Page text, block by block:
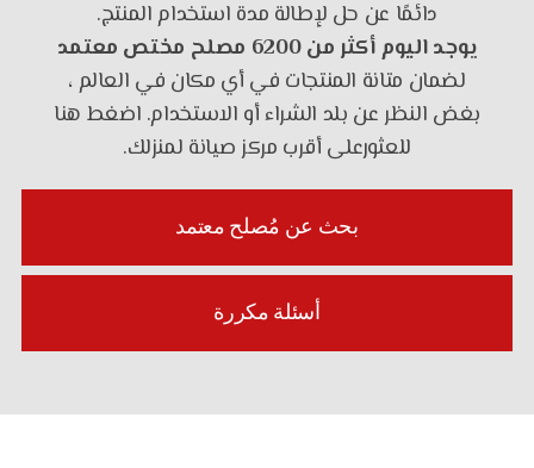
دائمًا عن حل لإطالة مدة استخدام المنتج.
يوجد اليوم أكثر من 6200 مصلح مختص معتمد
لضمان متانة المنتجات في أي مكان في العالم ،
بغض النظر عن بلد الشراء أو الاستخدام. اضغط هنا
للعثورعلى أقرب مركز صيانة لمنزلك.
بحث عن مُصلح معتمد
أسئلة مكررة